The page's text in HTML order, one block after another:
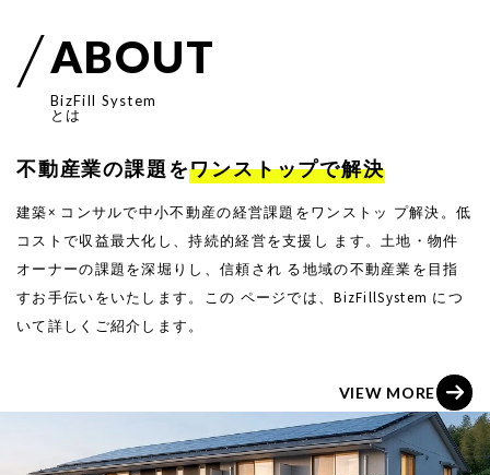
ABOUT
BizFill System
とは
不動産業の課題をワンストップで解決
建築× コンサルで中小不動産の経営課題をワンストッ プ解決。低
コストで収益最大化し、持続的経営を支援し ます。土地・物件
オーナーの課題を深堀りし、信頼され る地域の不動産業を目指
すお手伝いをいたします。この ページでは、BizFillSystem につ
いて詳しくご紹介します。
VIEW MORE